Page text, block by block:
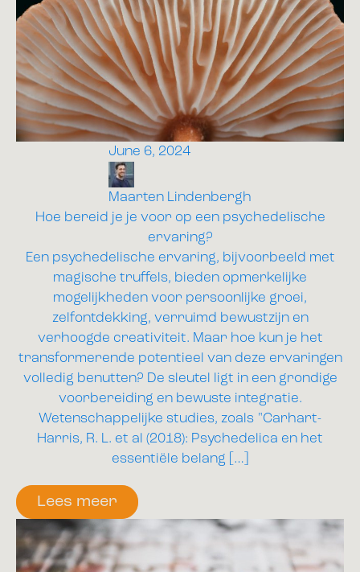
June 6, 2024
Maarten Lindenbergh
Hoe bereid je je voor op een psychedelische
ervaring?
Een psychedelische ervaring, bijvoorbeeld met
magische truffels, bieden opmerkelijke
mogelijkheden voor persoonlijke groei,
zelfontdekking, verruimd bewustzijn en
verhoogde creativiteit. Maar hoe kun je het
transformerende potentieel van deze ervaringen
volledig benutten? De sleutel ligt in een grondige
voorbereiding en bewuste integratie.
Wetenschappelijke studies, zoals "Carhart-
Harris, R. L. et al (2018): Psychedelica en het
essentiële belang […]
Lees meer